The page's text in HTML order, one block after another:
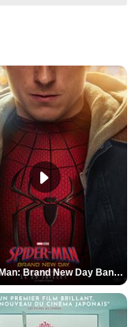
Spider-Man: Brand New Day Bande-annonce VO STFR